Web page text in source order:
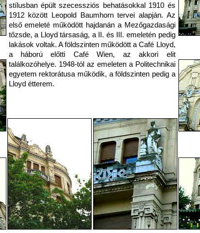
stílusban épült szecessziós behatásokkal 1910 és
1912 között Leopold Baumhorn tervei alapján. Az
első emeleté működött hajdanán a Mezőgazdasági
tőzsde, a Lloyd társaság, a II. és III. emeletén pedig
lakások voltak. A földszinten működött a Café Lloyd,
a háború előtti Café Wien, az akkori elit
találkozóhelye. 1948-tól az emeleten a Politechnikai
egyetem rektorátusa működik, a földszinten pedig a
Lloyd étterem.